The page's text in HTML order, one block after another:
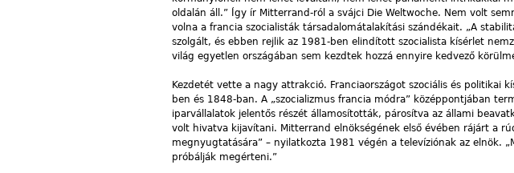
oldalán áll.” Így ír Mitterrand-ról a svájci Die Weltwoche. Nem volt
volna a francia szocialisták társadalomátalakítási szándékait. „A
szolgált, és ebben rejlik az 1981-ben elindított szocialista kísérlet
világ egyetlen országában sem kezdtek hozzá ennyire kedvező
Kezdetét vette a nagy attrakció. Franciaországot szociális és politikai
ben és 1848-ban. A „szocializmus francia módra” középpontjában
iparvállalatok jelentős részét államosították, párosítva az állami
volt hivatva kijavítani. Mitterrand elnökségének első évében rájárt a
megnyugtatására” – nyilatkozta 1981 végén a televíziónak az elnök.
próbálják megérteni.”